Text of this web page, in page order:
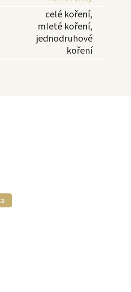
celé koření,
mleté koření,
jednodruhové
koření